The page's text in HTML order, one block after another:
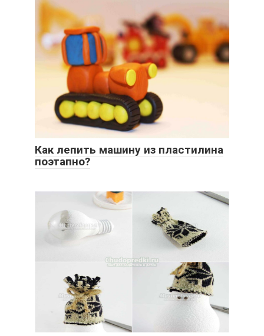
Как лепить машину из пластилина
поэтапно?